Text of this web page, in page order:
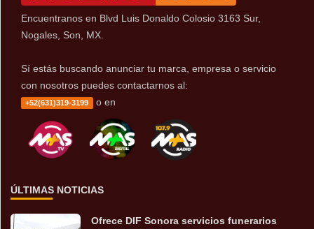
Encuentranos en Blvd Luis Donaldo Colosio 3163 Sur,
Nogales, Son, MX.
Sí estás buscando anunciar tu marca, empresa o servicio
con nosotros puedes contactarnos al:
+52(631)319-3199 o en
ÚLTIMAS NOTICIAS
Ofrece DIF Sonora servicios funerarios